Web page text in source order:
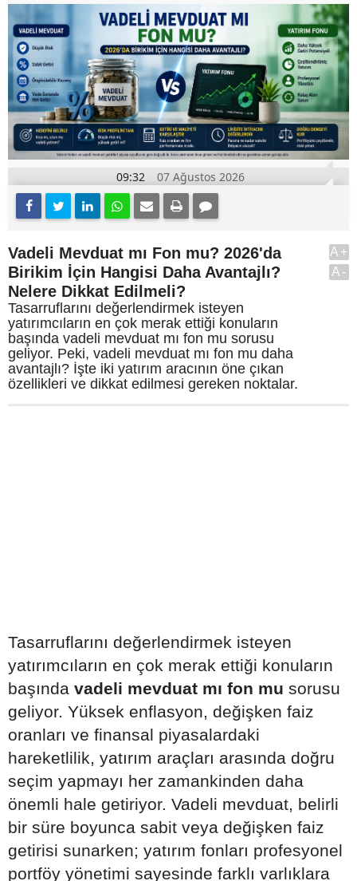
09:32 07 Ağustos 2026
Vadeli Mevduat mı Fon mu? 2026'da
Birikim İçin Hangisi Daha Avantajlı?
Nelere Dikkat Edilmeli?
Tasarruflarını değerlendirmek isteyen
yatırımcıların en çok merak ettiği konuların
başında vadeli mevduat mı fon mu sorusu
geliyor. Peki, vadeli mevduat mı fon mu daha
avantajlı? İşte iki yatırım aracının öne çıkan
özellikleri ve dikkat edilmesi gereken noktalar.
A+
A-
Tasarruflarını değerlendirmek isteyen
yatırımcıların en çok merak ettiği konuların
başında vadeli mevduat mı fon mu sorusu
geliyor. Yüksek enflasyon, değişken faiz
oranları ve finansal piyasalardaki
hareketlilik, yatırım araçları arasında doğru
seçim yapmayı her zamankinden daha
önemli hale getiriyor. Vadeli mevduat, belirli
bir süre boyunca sabit veya değişken faiz
getirisi sunarken; yatırım fonları profesyonel
portföy yönetimi sayesinde farklı varlıklara